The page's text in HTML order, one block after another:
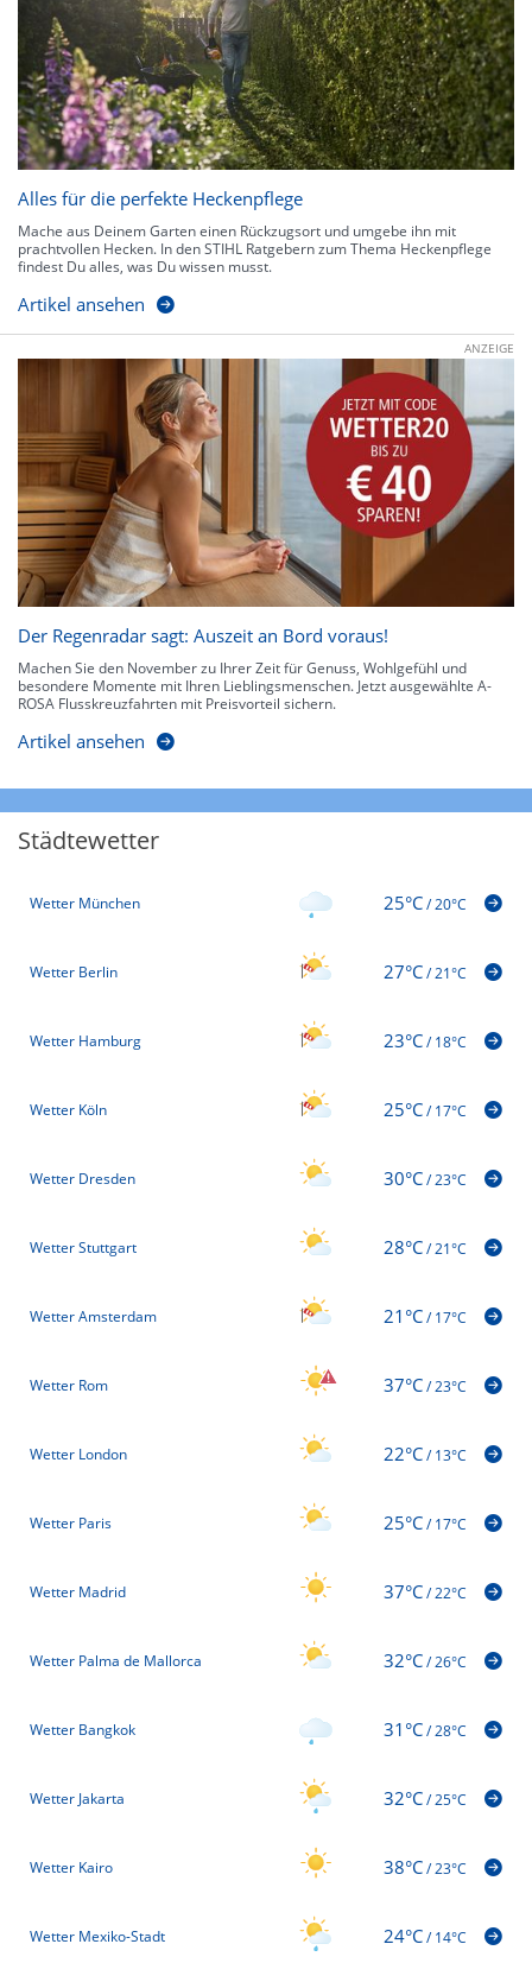
Alles für die perfekte Heckenpflege
Mache aus Deinem Garten einen Rückzugsort und umgebe ihn mit
prachtvollen Hecken. In den STIHL Ratgebern zum Thema Heckenpflege
findest Du alles, was Du wissen musst.
Artikel ansehen
ANZEIGE
Der Regenradar sagt: Auszeit an Bord voraus!
Machen Sie den November zu Ihrer Zeit für Genuss, Wohlgefühl und
besondere Momente mit Ihren Lieblingsmenschen. Jetzt ausgewählte A-
ROSA Flusskreuzfahrten mit Preisvorteil sichern.
Artikel ansehen
Städtewetter
Wetter München 25°C/20°C
Wetter Berlin 27°C/21°C
Wetter Hamburg 23°C/18°C
Wetter Köln 25°C/17°C
Wetter Dresden 30°C/23°C
Wetter Stuttgart 28°C/21°C
Wetter Amsterdam 21°C/17°C
Wetter Rom 37°C/23°C
Wetter London 22°C/13°C
Wetter Paris 25°C/17°C
Wetter Madrid 37°C/22°C
Wetter Palma de Mallorca 32°C/26°C
Wetter Bangkok 31°C/28°C
Wetter Jakarta 32°C/25°C
Wetter Kairo 38°C/23°C
Wetter Mexiko-Stadt 24°C/14°C